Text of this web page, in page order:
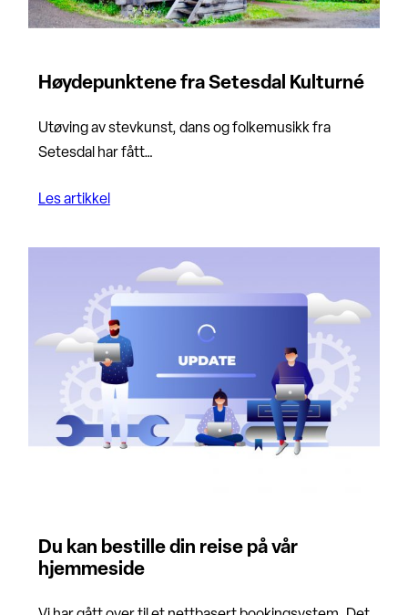
Høydepunktene fra Setesdal Kulturné
Utøving av stevkunst, dans og folkemusikk fra
Setesdal har fått…
Les artikkel
Du kan bestille din reise på vår
hjemmeside